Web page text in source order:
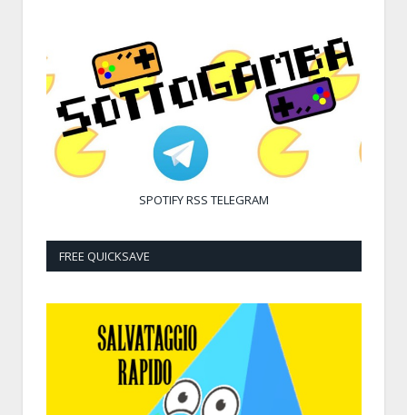
SPOTIFYRSS TELEGRAM
FREE QUICKSAVE